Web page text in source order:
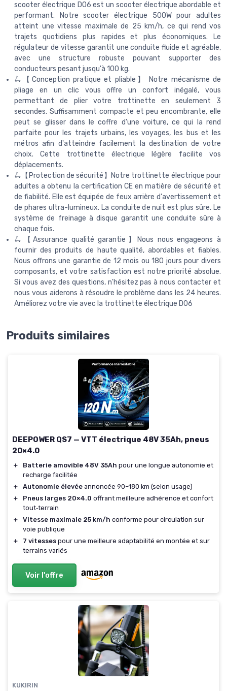
scooter électrique D06 est un scooter électrique abordable et
performant. Notre scooter électrique 500W pour adultes
atteint une vitesse maximale de 25 km/h, ce qui rend vos
trajets quotidiens plus rapides et plus économiques. Le
régulateur de vitesse garantit une conduite fluide et agréable,
avec une structure robuste pouvant supporter des
conducteurs pesant jusqu'à 100 kg.
🛴【Conception pratique et pliable】 Notre mécanisme de
pliage en un clic vous offre un confort inégalé, vous
permettant de plier votre trottinette en seulement 3
secondes. Suffisamment compacte et peu encombrante, elle
peut se glisser dans le coffre d'une voiture, ce qui la rend
parfaite pour les trajets urbains, les voyages, les bus et les
métros afin d'atteindre facilement la destination de votre
choix. Cette trottinette électrique légère facilite vos
déplacements.
🛴【Protection de sécurité】Notre trottinette électrique pour
adultes a obtenu la certification CE en matière de sécurité et
de fiabilité. Elle est équipée de feux arrière d'avertissement et
de phares ultra-lumineux. La conduite de nuit est plus sûre. Le
système de freinage à disque garantit une conduite sûre à
chaque fois.
🛴【Assurance qualité garantie】Nous nous engageons à
fournir des produits de haute qualité, abordables et fiables.
Nous offrons une garantie de 12 mois ou 180 jours pour divers
composants, et votre satisfaction est notre priorité absolue.
Si vous avez des questions, n'hésitez pas à nous contacter et
nous vous aiderons à résoudre le problème dans les 24 heures.
Améliorez votre vie avec la trottinette électrique D06
Produits similaires
DEEPOWER QS7 — VTT électrique 48V 35Ah, pneus
20×4.0
＋ Batterie amovible 48V 35Ah pour une longue autonomie et
recharge facilitée
＋
Autonomie élevée annoncée 90–180 km (selon usage)
＋
Pneus larges 20×4.0 offrant meilleure adhérence et confort
tout‑terrain
＋
Vitesse maximale 25 km/h conforme pour circulation sur
voie publique
＋
7 vitesses pour une meilleure adaptabilité en montée et sur
terrains variés
Voir l'offre
KUKIRIN